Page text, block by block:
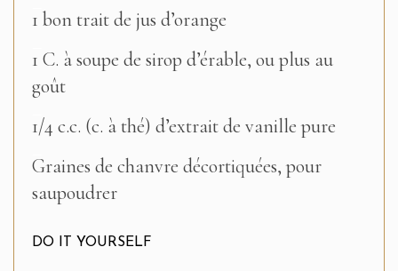
1 bon trait de jus d’orange
1 C. à soupe de sirop d’érable, ou plus au
goût
1/4 c.c. (c. à thé) d’extrait de vanille pure
–
Graines de chanvre décortiquées, pour
saupoudrer
DO IT YOURSELF